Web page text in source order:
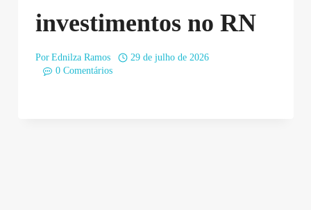
investimentos no RN
Por Ednilza Ramos
29 de julho de 2026
0 Comentários